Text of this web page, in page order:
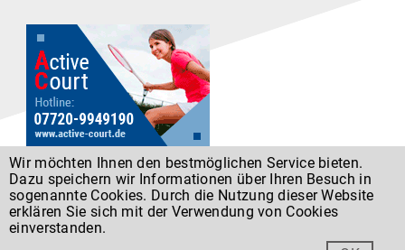
Datenschutz
Wir möchten Ihnen den bestmöglichen Service bieten.
Dazu speichern wir Informationen über Ihren Besuch in
sogenannte Cookies. Durch die Nutzung dieser Website
erklären Sie sich mit der Verwendung von Cookies
einverstanden.